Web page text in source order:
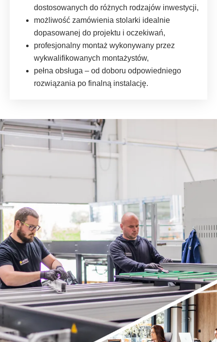
dostosowanych do różnych rodzajów inwestycji,
możliwość zamówienia stolarki idealnie
dopasowanej do projektu i oczekiwań,
profesjonalny montaż wykonywany przez
wykwalifikowanych montażystów,
pełna obsługa – od doboru odpowiedniego
rozwiązania po finalną instalację.